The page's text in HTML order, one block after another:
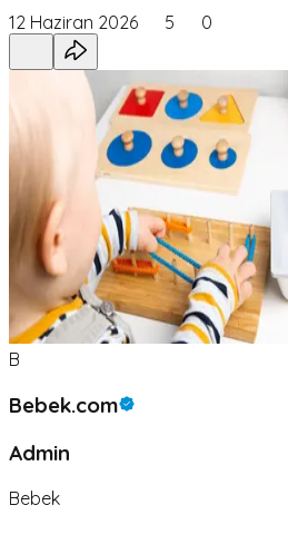
12 Haziran 2026 5 0
B
Bebek.com
Admin
Bebek